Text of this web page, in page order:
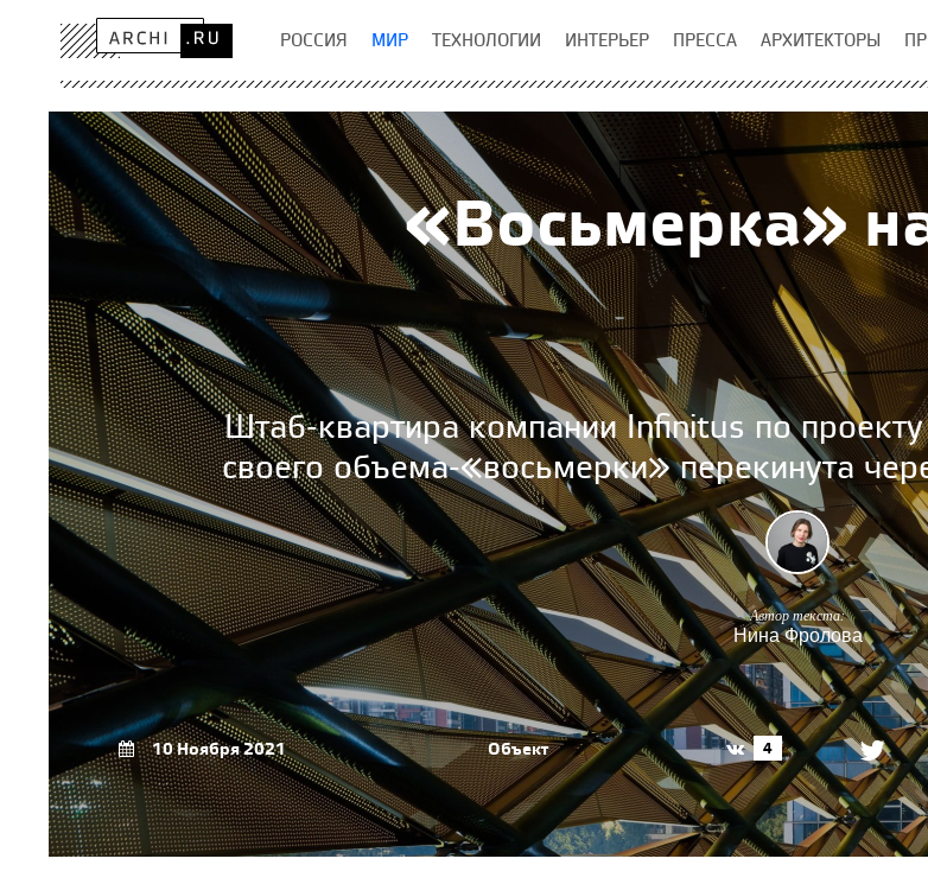
РОССИЯ МИР ТЕХНОЛОГИИ ИНТЕРЬЕР ПРЕССА АРХИТЕКТОРЫ
«Восьмерка»
Штаб-квартира компании Infinitus по
своего объема-«восьмерки» перекинута
Автор текста:
Нина Фролова
10 Ноября 2021 Объект 4